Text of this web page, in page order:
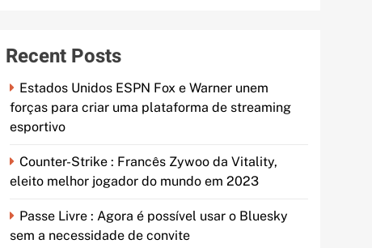
Recent Posts
Estados Unidos ESPN Fox e Warner unem
forças para criar uma plataforma de streaming
esportivo
Counter-Strike : Francês Zywoo da Vitality,
eleito melhor jogador do mundo em 2023
Passe Livre : Agora é possível usar o Bluesky
sem a necessidade de convite